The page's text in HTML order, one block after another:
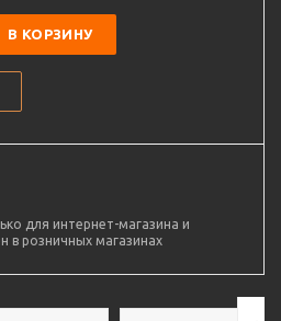
В КОРЗИНУ
для интернет-магазина и
в розничных магазинах